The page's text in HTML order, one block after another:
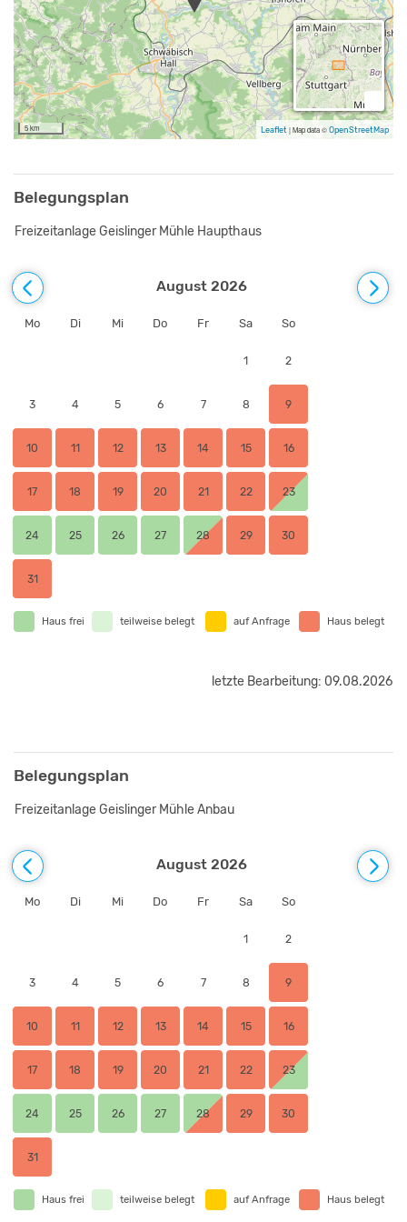
Wohnküche mit Platz für 12 Personen. Zudem befinden sich hier
die Sanitäreinrichtungen für den Zeltplatz. Im Obergeschoss des
Anbaus verteilen sich 19 Betten in vier Schlafzimmer. (2
5 km Leaflet|Map data ©OpenStreetMap
Belegungsplan
Freizeitanlage Geislinger Mühle Haupthaus
August 2026
Mo Di Mi Do Fr Sa So
1 2
3 4 5 6 7 8 9
10 11 12 13 14 15 16
17 18 19 20 21 22 23
24 25 26 27 28 29 30
31
Haus frei teilweise belegt auf Anfrage Haus belegt
letzte Bearbeitung: 09.08.2026
Belegungsplan
Freizeitanlage Geislinger Mühle Anbau
August 2026
Mo Di Mi Do Fr Sa So
1 2
3 4 5 6 7 8 9
10 11 12 13 14 15 16
17 18 19 20 21 22 23
24 25 26 27 28 29 30
31
Haus frei teilweise belegt auf Anfrage Haus belegt